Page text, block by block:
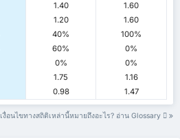
1.40
1.60
1.20
1.60
40%
100%
60%
0%
0%
0%
1.75
1.16
0.98 1.47
เงื่อนไขทางสถิติเหล่านี้หมายถึงอะไร? อ่าน Glossary